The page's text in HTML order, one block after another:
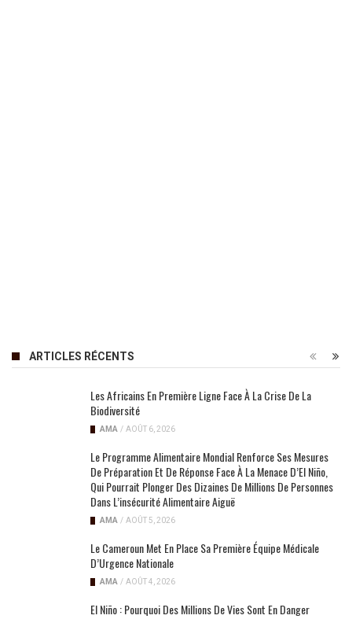
ARTICLES RÉCENTS
Les Africains En Première Ligne Face À La Crise De La
Biodiversité
AMA / AOÛT 6, 2026
Le Programme Alimentaire Mondial Renforce Ses Mesures
De Préparation Et De Réponse Face À La Menace D’El Niño,
Qui Pourrait Plonger Des Dizaines De Millions De Personnes
Dans L’insécurité Alimentaire Aiguë
AMA / AOÛT 5, 2026
Le Cameroun Met En Place Sa Première Équipe Médicale
D’Urgence Nationale
AMA / AOÛT 4, 2026
El Niño : Pourquoi Des Millions De Vies Sont En Danger